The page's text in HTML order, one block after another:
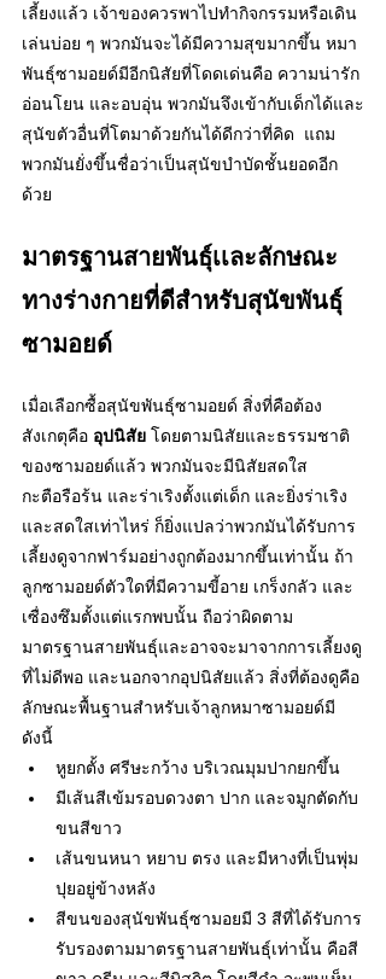
เลี้ยงแล้ว เจ้าของควรพาไปทำกิจกรรมหรือเดิน
เล่นบ่อย ๆ พวกมันจะได้มีความสุขมากขึ้น หมา
พันธุ์ซามอยด์มีอีกนิสัยที่โดดเด่นคือ ความน่ารัก
อ่อนโยน และอบอุ่น พวกมันจึงเข้ากับเด็กได้และ
สุนัขตัวอื่นที่โตมาด้วยกันได้ดีกว่าที่คิด  แถม
พวกมันยั่งขึ้นชื่อว่าเป็นสุนัขบำบัดชั้นยอดอีก
ด้วย
มาตรฐานสายพันธุ์เเละลักษณะ
ทางร่างกายที่ดีสำหรับสุนัขพันธุ์
ซามอยด์
เมื่อเลือกซื้อสุนัขพันธุ์ซามอยด์ สิ่งที่คือต้อง
สังเกตุคือ อุปนิสัย โดยตามนิสัยและธรรมชาติ
ของซามอยด์แล้ว พวกมันจะมีนิสัยสดใส
กะตือรือร้น และร่าเริงตั้งแต่เด็ก และยิ่งร่าเริง
และสดใสเท่าไหร่ ก็ยิ่งแปลว่าพวกมันได้รับการ
เลี้ยงดูจากฟาร์มอย่างถูกต้องมากขึ้นเท่านั้น ถ้า
ลูกซามอยด์ตัวใดที่มีความขี้อาย เกร็งกลัว และ
เซื่องซึมตั้งแต่แรกพบนั้น ถือว่าผิดตาม
มาตรฐานสายพันธุ์และอาจจะมาจากการเลี้ยงดู
ที่ไม่ดีพอ และนอกจากอุปนิสัยแล้ว สิ่งที่ต้องดูคือ
ลักษณะพื้นฐานสำหรับเจ้าลูกหมาซามอยด์​มี
ดังนี้
หูยกตั้ง ศรีษะกว้าง บริเวณมุมปากยกขึ้น
มีเส้นสีเข้มรอบดวงตา ปาก และจมูกตัดกับ
ขนสีขาว
เส้นขนหนา หยาบ ตรง และมีหางที่เป็นพุ่ม
ปุยอยู่ข้างหลัง
สีขนของสุนัขพันธุ์ซามอยมี 3 สีที่ได้รับการ
รับรองตามมาตรฐานสายพันธุ์เท่านั้น คือสี